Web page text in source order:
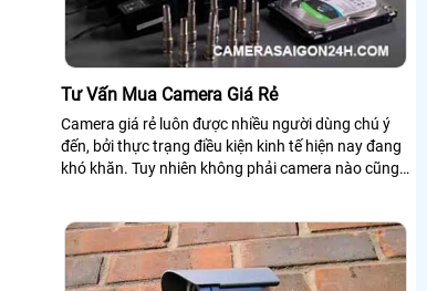
Tư Vấn Mua Camera Giá Rẻ
Camera giá rẻ luôn được nhiều người dùng chú ý
đến, bởi thực trạng điều kiện kinh tế hiện nay đang
khó khăn. Tuy nhiên không phải camera nào cũng